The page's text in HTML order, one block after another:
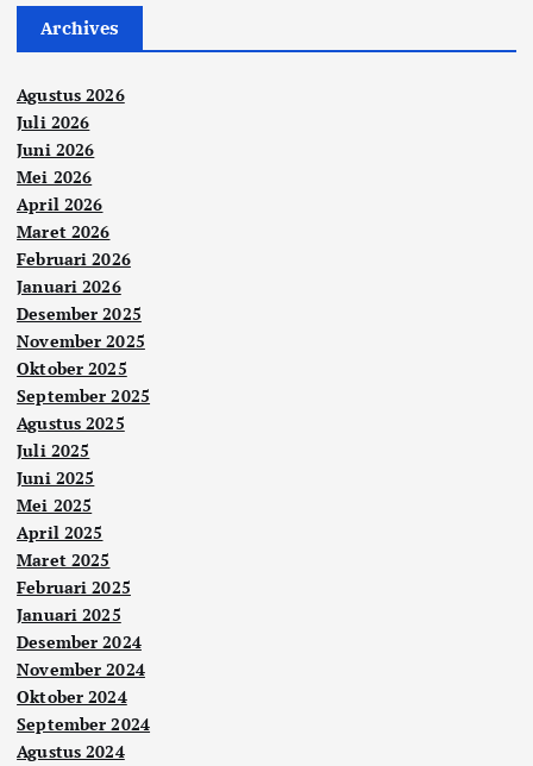
Archives
Agustus 2026
Juli 2026
Juni 2026
Mei 2026
April 2026
Maret 2026
Februari 2026
Januari 2026
Desember 2025
November 2025
Oktober 2025
September 2025
Agustus 2025
Juli 2025
Juni 2025
Mei 2025
April 2025
Maret 2025
Februari 2025
Januari 2025
Desember 2024
November 2024
Oktober 2024
September 2024
Agustus 2024